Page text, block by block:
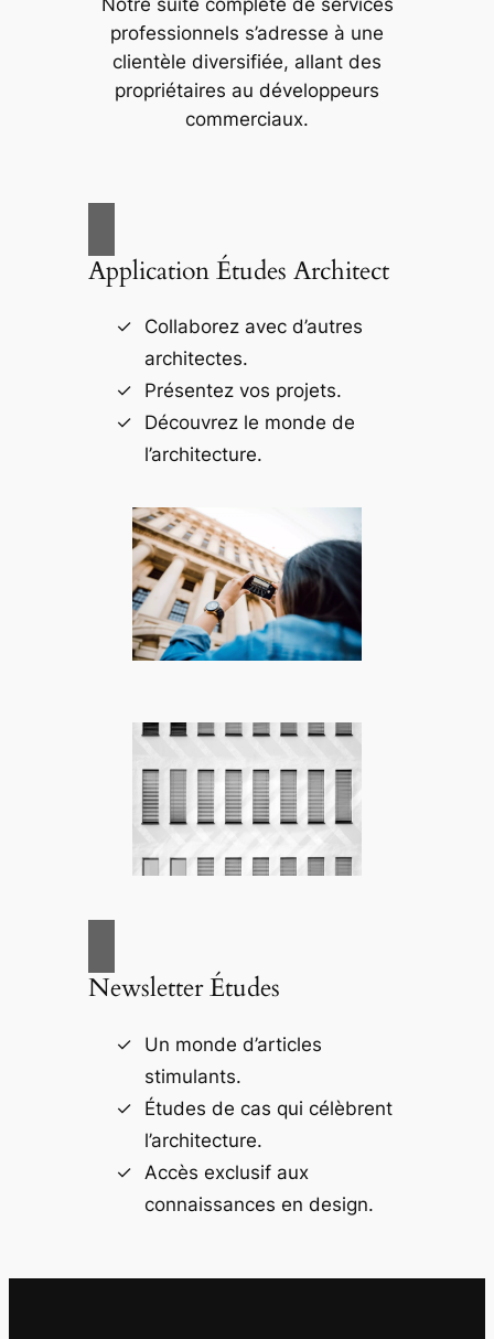
Notre suite complète de services
professionnels s’adresse à une
clientèle diversifiée, allant des
propriétaires au développeurs
commerciaux.
Application Études Architect
Collaborez avec d’autres
architectes.
Présentez vos projets.
Découvrez le monde de
l’architecture.
Newsletter Études
Un monde d’articles
stimulants.
Études de cas qui célèbrent
l’architecture.
Accès exclusif aux
connaissances en design.